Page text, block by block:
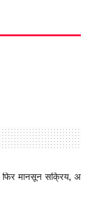
मानसून सक्रिय, अगले